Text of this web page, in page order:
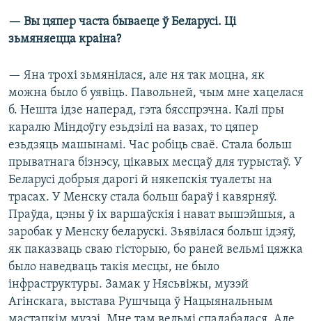
— Вы цяпер часта бываеце ў Беларусі. Ці
зьмяняецца краіна?
— Яна трохі зьмянілася, але ня так моцна, як
можна было б уявіць. Павольней, чым мне хацелася
б. Нешта ідзе наперад, гэта бясспрэчна. Калі пры
каралю Міндоўгу езьдзілі на вазах, то цяпер
езьдзяць машынамі. Час робіць сваё. Стала больш
прыватнага бізнэсу, цікавых месцаў для турыстаў. У
Беларусі добрыя дарогі й някепскія туалеты на
трасах. У Менску стала больш бараў і кавярняў.
Праўда, цэны ў іх варшаўскія і нават вышэйшыя, а
заробак у Менску беларускі. Зьявілася больш ідэяў,
як паказваць сваю гісторыю, бо раней вельмі цяжка
было наведваць такія месцы, не было
інфраструктуры. Замак у Нясьвіжы, музэй
Агінскага, выстава Рушчыца ў Нацыянальным